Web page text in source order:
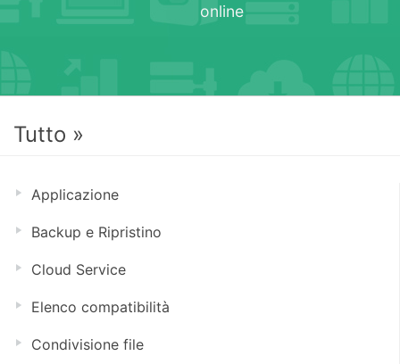
online
Tutto »
Applicazione
Backup e Ripristino
Cloud Service
Elenco compatibilità
Condivisione file